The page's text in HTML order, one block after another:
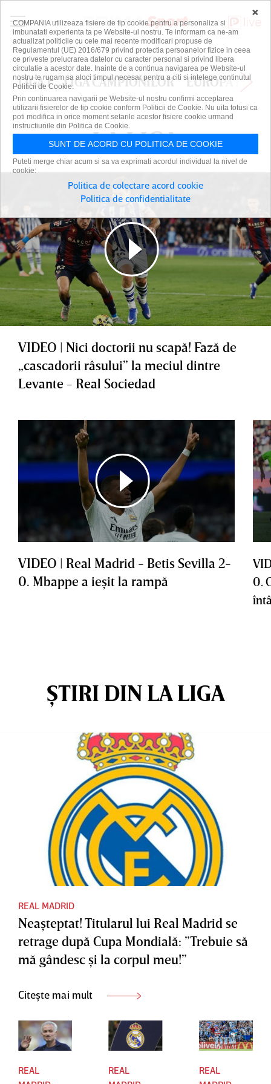
LIGA 1 LIGA CAMPIONILOR EUROPA
LA LIGA
LA LIGA
VIDEO | Nici doctorii nu scapă! Fază de
„cascadorii râsului” la meciul dintre
Levante - Real Sociedad
VIDEO | Real Madrid - Betis Sevilla 2-
0. Mbappe a ieşit la rampă
0.
ȘTIRI DIN LA LIGA
REAL MADRID
Neaşteptat! Titularul lui Real Madrid se
retrage după Cupa Mondială: ”Trebuie să
mă gândesc şi la corpul meu!”
Citește mai mult
REAL
REAL
REAL
×
COMPANIA utilizeaza fisiere de tip cookie pentru a personaliza si
imbunatati experienta ta pe Website-ul nostru. Te informam ca ne-am
actualizat politicile cu cele mai recente modificari propuse de
Regulamentul (UE) 2016/679 privind protectia persoanelor fizice in ceea
ce priveste prelucrarea datelor cu caracter personal si privind libera
circulatie a acestor date. Inainte de a continua navigarea pe Website-ul
nostru te rugam sa aloci timpul necesar pentru a citi si intelege continutul
Politicii de Cookie.
Prin continuarea navigarii pe Website-ul nostru confirmi acceptarea
utilizarii fisierelor de tip cookie conform Politicii de Cookie. Nu uita totusi ca
poti modifica in orice moment setarile acestor fisiere cookie urmand
instructiunile din Politica de Cookie.
SUNT DE ACORD CU POLITICA DE COOKIE
Puteti merge chiar acum si sa va exprimati acordul individual la nivel de
cookie:
Politica de colectare acord cookie
Politica de confidentialitate